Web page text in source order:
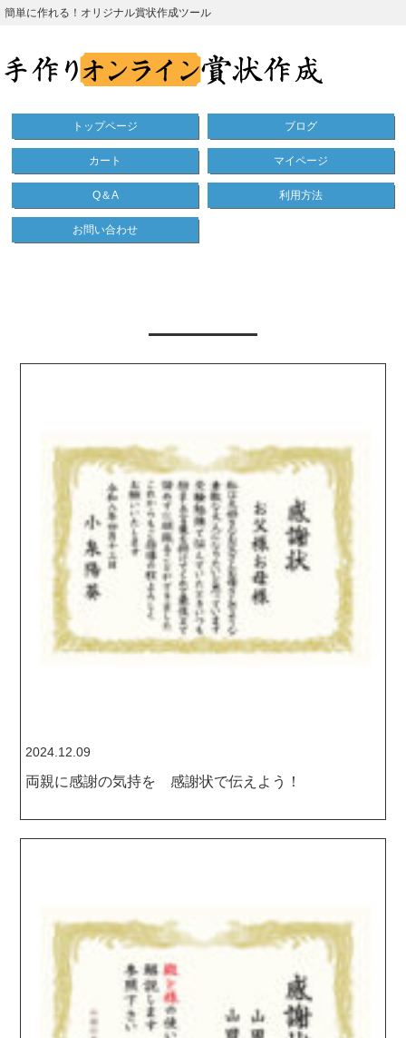
簡単に作れる！オリジナル賞状作成ツール
トップページ ブログ
カート マイページ
Q＆A 利用方法
お問い合わせ
2024.12.09
両親に感謝の気持を 感謝状で伝えよう！